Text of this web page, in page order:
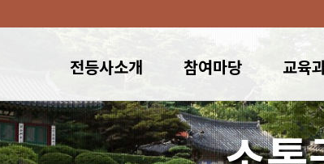
전등사소개 참여마당 교육